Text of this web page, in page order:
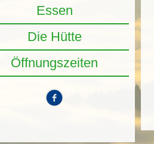
Essen
Die Hütte
Öffnungszeiten